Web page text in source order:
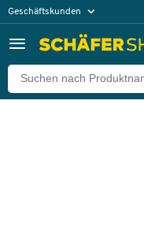
Geschäftskunden
Zurück